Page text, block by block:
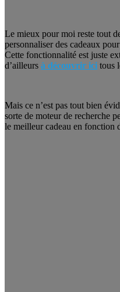
Le mieux pour moi reste tout
personnaliser des cadeaux
Cette fonctionnalité est juste
d’ailleurs à découvrir ici tous
Mais ce n’est pas tout bien
sorte de moteur de recherche
le meilleur cadeau en fonction